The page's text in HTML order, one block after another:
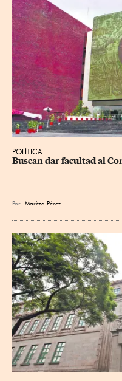
POLÍTICA
Buscan dar facultad al
Por Maritza Pérez